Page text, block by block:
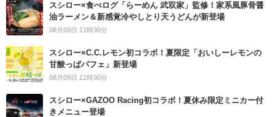
スシロー×食べログ「らーめん 武双家」監修！家系風豚骨醤
油ラーメン＆新感覚冷やしとり天うどんが新登場
08月09日 11時30分
スシロー×C.C.レモン初コラボ！夏限定「おいしーレモンの
甘酸っぱパフェ」新登場
08月09日 11時30分
スシロー×GAZOO Racing初コラボ！夏休み限定ミニカー付
きメニュー登場